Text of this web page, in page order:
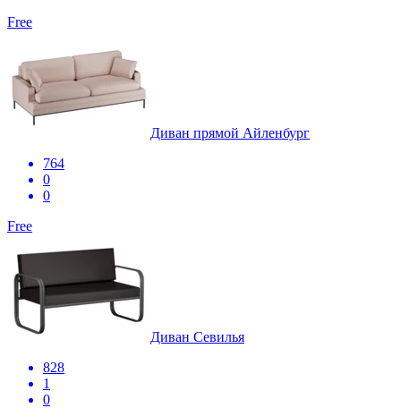
Free
Диван прямой Айленбург
764
0
0
Free
Диван Севилья
828
1
0